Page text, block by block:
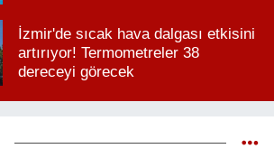
İzmir'de sıcak hava dalgası etkisini
artırıyor! Termometreler 38
dereceyi görecek